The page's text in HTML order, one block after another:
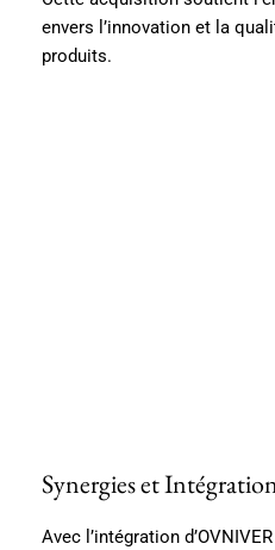
envers l’innovation et la
produits.
Synergies et
Avec l’intégration